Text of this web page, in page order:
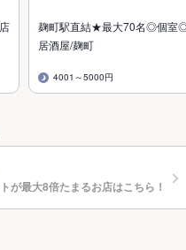
麹町駅直結★最大70名◎個
居酒屋/麹町
4001～5000円
が最大8倍たまるお店はこちら！